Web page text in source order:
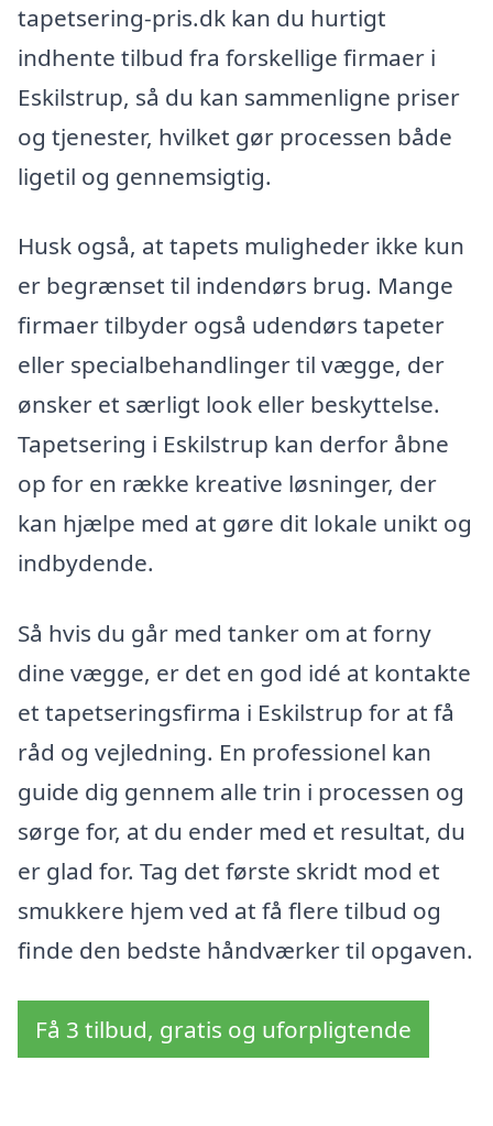
tapetsering-pris.dk kan du hurtigt
indhente tilbud fra forskellige firmaer i
Eskilstrup, så du kan sammenligne priser
og tjenester, hvilket gør processen både
ligetil og gennemsigtig.
Husk også, at tapets muligheder ikke kun
er begrænset til indendørs brug. Mange
firmaer tilbyder også udendørs tapeter
eller specialbehandlinger til vægge, der
ønsker et særligt look eller beskyttelse.
Tapetsering i Eskilstrup kan derfor åbne
op for en række kreative løsninger, der
kan hjælpe med at gøre dit lokale unikt og
indbydende.
Så hvis du går med tanker om at forny
dine vægge, er det en god idé at kontakte
et tapetseringsfirma i Eskilstrup for at få
råd og vejledning. En professionel kan
guide dig gennem alle trin i processen og
sørge for, at du ender med et resultat, du
er glad for. Tag det første skridt mod et
smukkere hjem ved at få flere tilbud og
finde den bedste håndværker til opgaven.
Få 3 tilbud, gratis og uforpligtende